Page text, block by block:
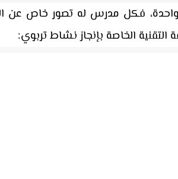
فكل مدرس له تصور خاص عن
التقنية الخاصة بإنجاز نشاط تربوي: